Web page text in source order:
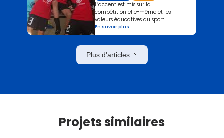
L’accent est mis sur la
compétition elle-même et les
valeurs éducatives du sport
En savoir plus
Plus d'articles
Projets similaires